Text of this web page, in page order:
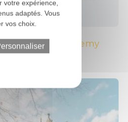
ADRIEN
Saint-Barthélemy
votre expérience,
adaptés. Vous
vos choix.